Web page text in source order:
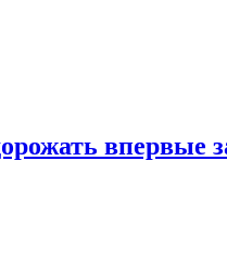
впервые